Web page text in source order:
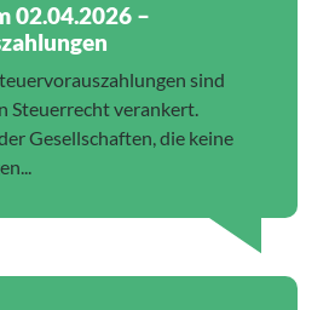
02.04.2026 –
sind
Steuerrecht verankert.
Gesellschaften, die keine